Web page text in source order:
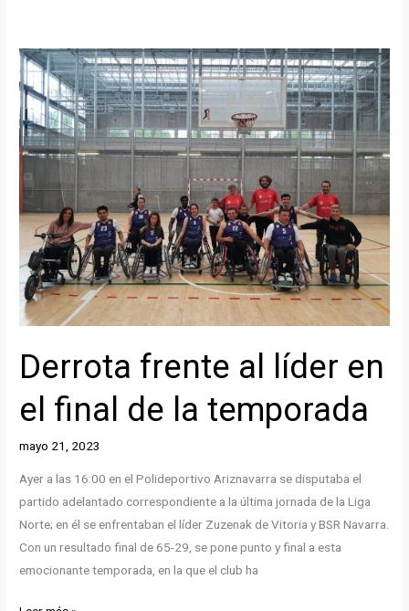
Derrota frente al líder en
el final de la temporada
mayo 21, 2023
Ayer a las 16:00 en el Polideportivo Ariznavarra se disputaba el
partido adelantado correspondiente a la última jornada de la Liga
Norte; en él se enfrentaban el líder Zuzenak de Vitoria y BSR Navarra.
Con un resultado final de 65-29, se pone punto y final a esta
emocionante temporada, en la que el club ha